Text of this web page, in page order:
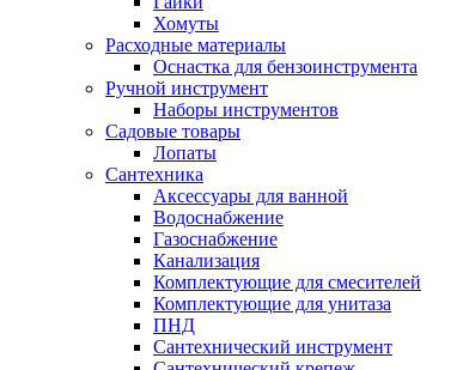
Хомуты
Расходные материалы
Оснастка для бензоинструмента
Ручной инструмент
Наборы инструментов
Садовые товары
Лопаты
Сантехника
Аксессуары для ванной
Водоснабжение
Газоснабжение
Канализация
Комплектующие для смесителей
Комплектующие для унитаза
ПНД
Сантехнический инструмент